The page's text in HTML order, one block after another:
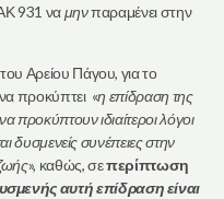
931 ναμηνπαραμένει στην
Αρείου Πάγου, για το
προκύπτει «η επίδραση της
προκύπτουν ιδιαίτεροι λόγοι
δυσμενείς συνέπειες στην
», καθώς, σεπερίπτωση
αυτή επίδραση είναι